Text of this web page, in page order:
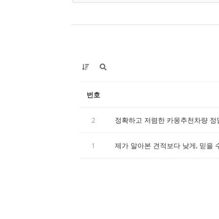
번호
2 정확하고 저렴한 카몽추천차량
1 제가 알아본 견적보다 낮게, 믿을